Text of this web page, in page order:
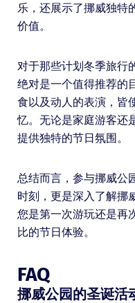
乐，还展示了挪威独特
价值。
对于那些计划冬季旅行
绝对是一个值得推荐的
食以及动人的表演，皆
忆。无论是家庭游客还
提供独特的节日氛围。
总结而言，参与挪威公
时刻，更是深入了解挪
您是第一次游玩还是再
比的节日体验。
FAQ
挪威公园的圣诞活